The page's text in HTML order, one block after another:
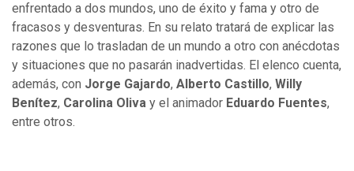
enfrentado a dos mundos, uno de éxito y fama y otro de
fracasos y desventuras. En su relato tratará de explicar las
razones que lo trasladan de un mundo a otro con anécdotas
y situaciones que no pasarán inadvertidas. El elenco cuenta,
además, con Jorge Gajardo, Alberto Castillo, Willy
Benítez, Carolina Oliva y el animador Eduardo Fuentes,
entre otros.